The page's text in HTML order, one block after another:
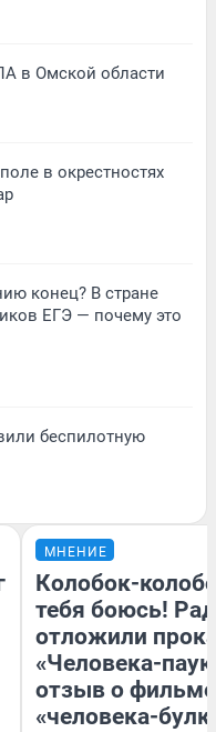
в Омской области
в окрестностях
конец? В стране
ЕГЭ — почему это
беспилотную
МНЕНИЕ
Колобок-
тебя боюсь!
отложили
«Человека-
отзыв о
«человека-